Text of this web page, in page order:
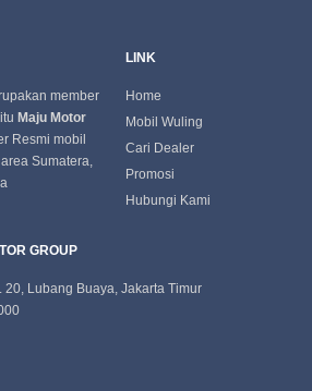
member
Maju Motor
Resmi mobil
Sumatera,
LINK
Home
Mobil Wuling
Cari Dealer
Promosi
Hubungi Kami
GROUP
Lubang Buaya, Jakarta Timur